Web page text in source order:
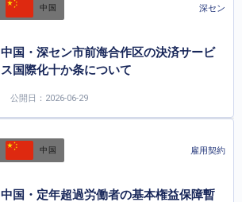
中国 深セン
中国・深セン市前海合作区の決済サービ
ス国際化十か条について
公開日：2026-06-29
中国 雇用契約
中国・定年超過労働者の基本権益保障暫